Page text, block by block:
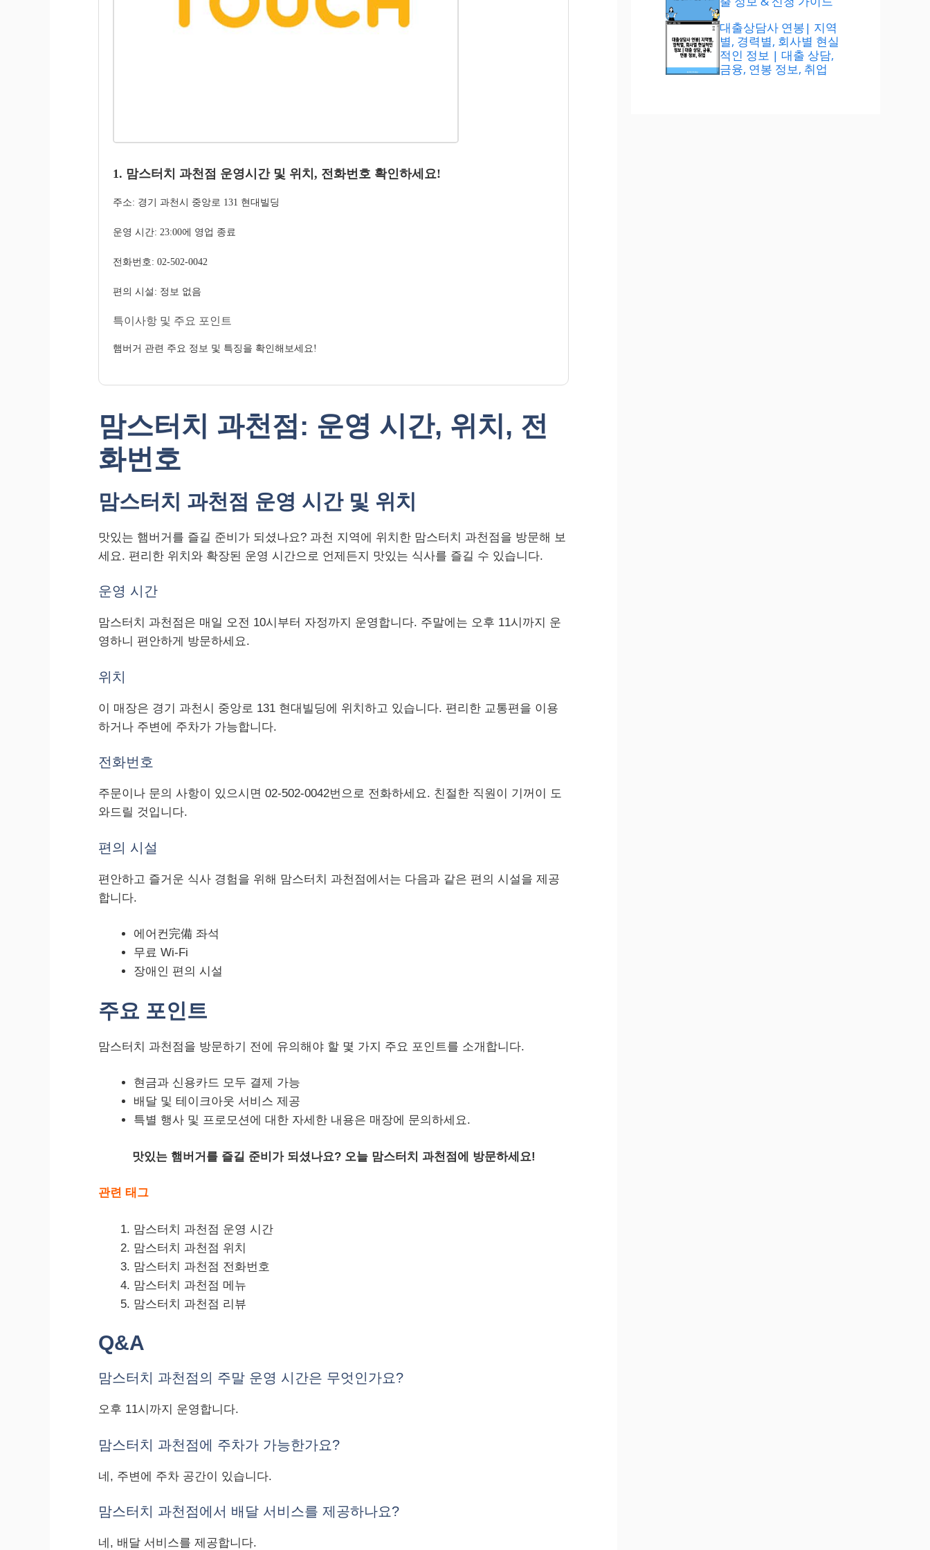
1. 맘스터치 과천점 운영시간 및 위치, 전화번호 확인하세요!
주소: 경기 과천시 중앙로 131 현대빌딩
운영 시간: 23:00에 영업 종료
전화번호: 02-502-0042
편의 시설: 정보 없음
특이사항 및 주요 포인트
햄버거 관련 주요 정보 및 특징을 확인해보세요!
맘스터치 과천점: 운영 시간, 위치, 전
화번호
맘스터치 과천점 운영 시간 및 위치
맛있는 햄버거를 즐길 준비가 되셨나요? 과천 지역에 위치한 맘스터치 과천점을 방문해 보
세요. 편리한 위치와 확장된 운영 시간으로 언제든지 맛있는 식사를 즐길 수 있습니다.
운영 시간
맘스터치 과천점은 매일 오전 10시부터 자정까지 운영합니다. 주말에는 오후 11시까지 운
영하니 편안하게 방문하세요.
위치
이 매장은 경기 과천시 중앙로 131 현대빌딩에 위치하고 있습니다. 편리한 교통편을 이용
하거나 주변에 주차가 가능합니다.
전화번호
주문이나 문의 사항이 있으시면 02-502-0042번으로 전화하세요. 친절한 직원이 기꺼이 도
와드릴 것입니다.
편의 시설
편안하고 즐거운 식사 경험을 위해 맘스터치 과천점에서는 다음과 같은 편의 시설을 제공
합니다.
에어컨完備 좌석
무료 Wi-Fi
장애인 편의 시설
주요 포인트
맘스터치 과천점을 방문하기 전에 유의해야 할 몇 가지 주요 포인트를 소개합니다.
현금과 신용카드 모두 결제 가능
배달 및 테이크아웃 서비스 제공
특별 행사 및 프로모션에 대한 자세한 내용은 매장에 문의하세요.
맛있는 햄버거를 즐길 준비가 되셨나요? 오늘 맘스터치 과천점에 방문하세요!
관련 태그
맘스터치 과천점 운영 시간
맘스터치 과천점 위치
맘스터치 과천점 전화번호
맘스터치 과천점 메뉴
맘스터치 과천점 리뷰
Q&A
맘스터치 과천점의 주말 운영 시간은 무엇인가요?
오후 11시까지 운영합니다.
맘스터치 과천점에 주차가 가능한가요?
네, 주변에 주차 공간이 있습니다.
맘스터치 과천점에서 배달 서비스를 제공하나요?
네, 배달 서비스를 제공합니다.
대출상담사 연봉| 지역
별, 경력별, 회사별 현실
적인 정보 | 대출 상담,
금융, 연봉 정보, 취업